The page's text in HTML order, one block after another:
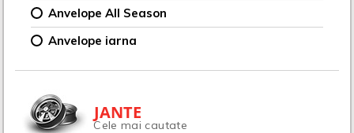
Anvelope All Season
Anvelope iarna
JANTE
Cele mai cautate